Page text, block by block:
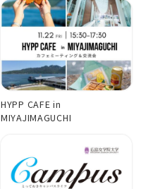
HYPP CAFE in
MIYAJIMAGUCHI